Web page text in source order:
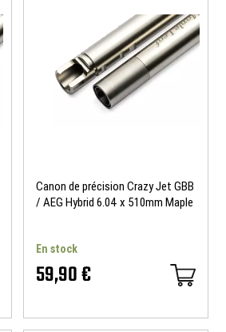
Canon de précision Crazy Jet GBB
/ AEG Hybrid 6.04 x 510mm Maple
En stock
59,90 €